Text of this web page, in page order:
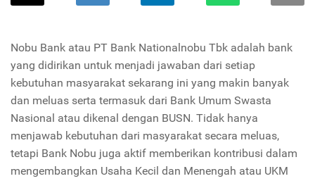
Nobu Bank atau PT Bank Nationalnobu Tbk adalah bank
yang didirikan untuk menjadi jawaban dari setiap
kebutuhan masyarakat sekarang ini yang makin banyak
dan meluas serta termasuk dari Bank Umum Swasta
Nasional atau dikenal dengan BUSN. Tidak hanya
menjawab kebutuhan dari masyarakat secara meluas,
tetapi Bank Nobu juga aktif memberikan kontribusi dalam
mengembangkan Usaha Kecil dan Menengah atau UKM